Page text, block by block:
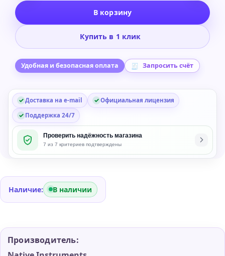
Native
Ireland
Instrument
in
В корзину
Купить в 1 клик
Удобная и безопасная оплата Запросить счёт
Доставка на e-mail
Официальная лицензия
Поддержка 24/7
Проверить надёжность магазина
7 из 7 критериев подтверждены
Наличие: В наличии
Производитель: